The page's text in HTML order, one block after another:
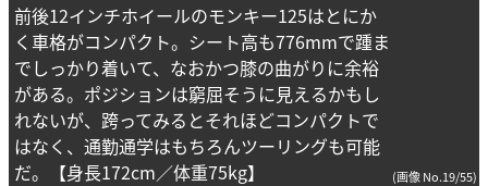
前後12インチホイールのモンキー125はとにか
く車格がコンパクト。シート高も776mmで踵ま
でしっかり着いて、なおかつ膝の曲がりに余裕
がある。ポジションは窮屈そうに見えるかもし
れないが、跨ってみるとそれほどコンパクトで
はなく、通勤通学はもちろんツーリングも可能
だ。【身長172cm／体重75kg】
(画像 No.19/55)